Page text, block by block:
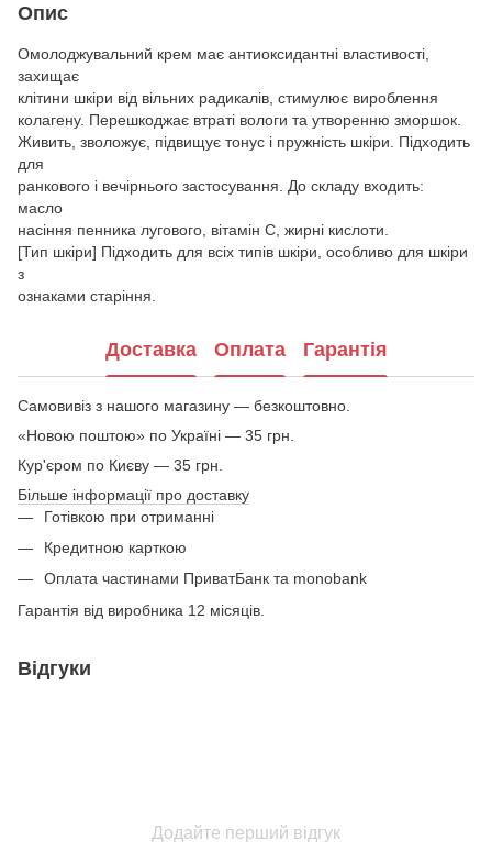
Опис
Омолоджувальний крем має антиоксидантні властивості,
захищає
клітини шкіри від вільних радикалів, стимулює вироблення
колагену. Перешкоджає втраті вологи та утворенню зморшок.
Живить, зволожує, підвищує тонус і пружність шкіри. Підходить
для
ранкового і вечірнього застосування. До складу входить:
масло
насіння пенника лугового, вітамін С, жирні кислоти.
[Тип шкіри] Підходить для всіх типів шкіри, особливо для шкіри
з
ознаками старіння.
Доставка Оплата Гарантія
Самовивіз з нашого магазину — безкоштовно.
«Новою поштою» по Україні — 35 грн.
Кур'єром по Києву — 35 грн.
Більше інформації про доставку
Готівкою при отриманні
Кредитною карткою
Оплата частинами ПриватБанк та monobank
Гарантія від виробника 12 місяців.
Відгуки
Додайте перший відгук